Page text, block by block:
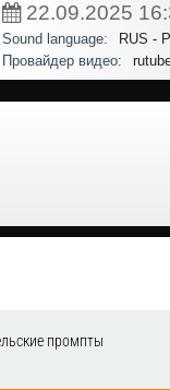
22.09.2025
Sound language:
RUS -
Провайдер видео:
промпты